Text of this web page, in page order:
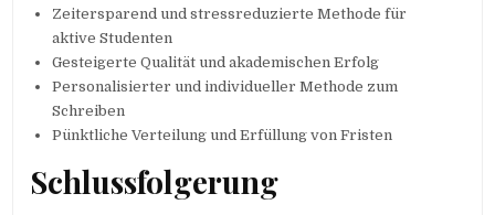
Zeitersparend und stressreduzierte Methode für
aktive Studenten
Gesteigerte Qualität und akademischen Erfolg
Personalisierter und individueller Methode zum
Schreiben
Pünktliche Verteilung und Erfüllung von Fristen
Schlussfolgerung